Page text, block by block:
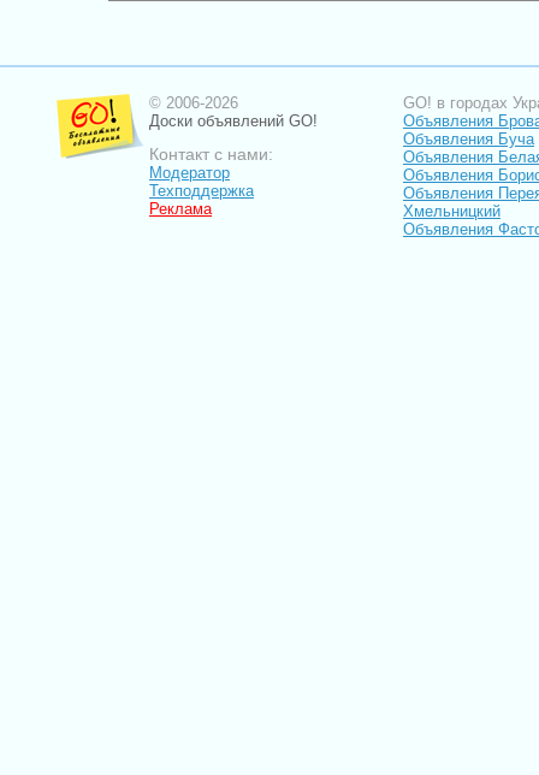
© 2006-2026
Доски объявлений GO!
Контакт с нами:
Модератор
Техподдержка
Реклама
GO! в городах
Объявления
Объявления Буча
Объявления
Объявления
Объявления
Хмельницкий
Объявления